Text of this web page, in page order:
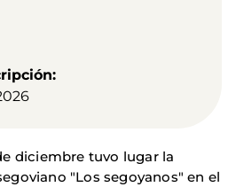
diciembre tuvo lugar la
"Los segoyanos" en el